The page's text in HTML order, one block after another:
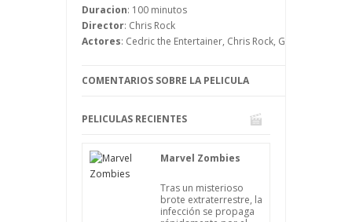
Duracion: 100 minutos
Director: Chris Rock
Actores: Cedric the Entertainer, Chris Rock, Gabrielle
COMENTARIOS SOBRE LA PELICULA
PELICULAS RECIENTES
Marvel Zombies
Tras un misterioso
brote extraterrestre, la
infección se propaga